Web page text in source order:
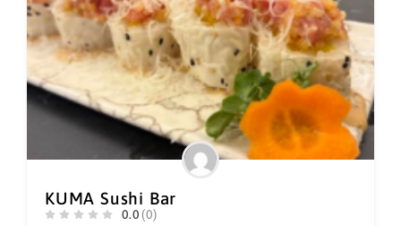
KUMA Sushi Bar
0.0 (0)